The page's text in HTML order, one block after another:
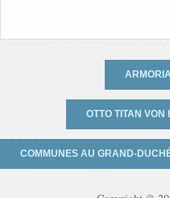
OTTO TITAN
COMMUNES AU GRAND-